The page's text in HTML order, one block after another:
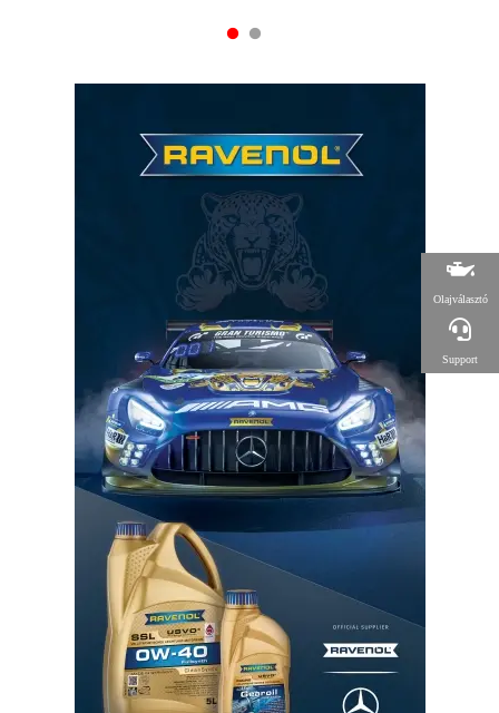
Olajválasztó
Support